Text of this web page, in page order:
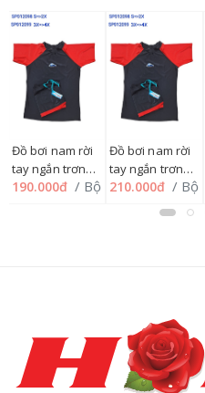
Đồ bơi nam rời
tay ngắn trơn
phối MIO,
190.000đ / Bộ
Đồ bơi nam rời
tay ngắn trơn
phối MIO,
3XL=>4XL
210.000đ / Bộ